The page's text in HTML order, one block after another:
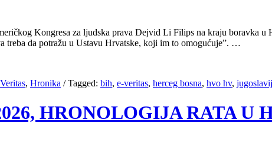
Kongresa za ljudska prava Dejvid Li Filips na kraju boravka
treba da potražu u Ustavu Hrvatske, koji im to omogućuje”. …
, Hronika /Tagged: bih, e-veritas, herceg bosna, hvo hv,
HRONOLOGIJA RATA U